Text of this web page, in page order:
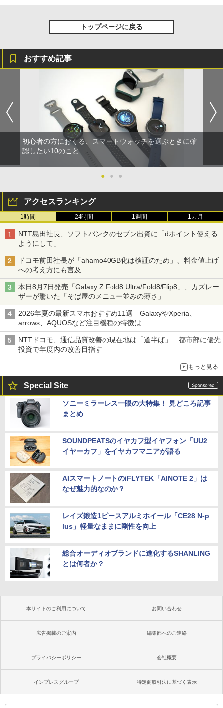
トップページに戻る
おすすめ記事
初心者の方におくる、スマートウォッチを選ぶときに確
認したい10のこと
● ● ●
アクセスランキング
1時間 24時間 1週間 1カ月
NTT島田社長、ソフトバンクのセブン出資に「dポイント使える
ようにして」
ドコモ前田社長が「ahamo40GB化は検証のため」、料金値上げ
への考え方にも言及
本日8月7日発売「Galaxy Z Fold8 Ultra/Fold8/Flip8」、カズレー
ザーが驚いた「そば屋のメニュー並みの薄さ」
2026年夏の最新スマホおすすめ11選 GalaxyやXperia、
arrows、AQUOSなど注目機種の特徴は
NTTドコモ、通信品質改善の現在地は「道半ば」 都市部に優先
投資で年度内の改善目指す
もっと見る
Special Site
ソニーミラーレス一眼の大特集！ 見どころ記事
まとめ
SOUNDPEATSのイヤカフ型イヤフォン「UU2
イヤーカフ」をイヤカフマニアが語る
AIスマートノートのiFLYTEK「AINOTE 2」は
なぜ魅力的なのか？
レイズ鍛造1ピースアルミホイール「CE28 N-p
lus」軽量なままに剛性を向上
総合オーディオブランドに進化するSHANLING
とは何者か？
本サイトのご利用について お問い合わせ
広告掲載のご案内 編集部へのご連絡
プライバシーポリシー 会社概要
インプレスグループ 特定商取引法に基づく表示